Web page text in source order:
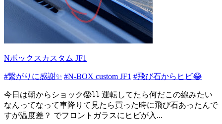
Nボックスカスタム JF1
#繋がりに感謝✨ #N-BOX custom JF1 #飛び石からヒビ😂
今日は朝からショック😱⤵️⤵️ 運転してたら何だこの線みたい
なんってなって車降りて見たら買った時に飛び石あったんで
すが温度差？ でフロントガラスにヒビが入...